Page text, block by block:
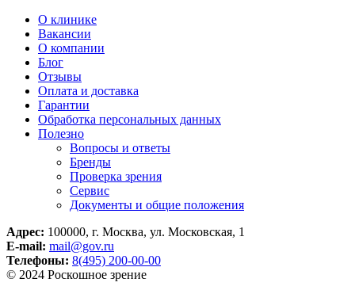
О клинике
Вакансии
О компании
Блог
Отзывы
Оплата и доставка
Гарантии
Обработка персональных данных
Полезно
Вопросы и ответы
Бренды
Проверка зрения
Сервис
Документы и общие положения
Адрес: 100000, г. Москва, ул. Московская, 1
E-mail: mail@gov.ru
Телефоны: 8(495) 200-00-00
© 2024 Роскошное зрение